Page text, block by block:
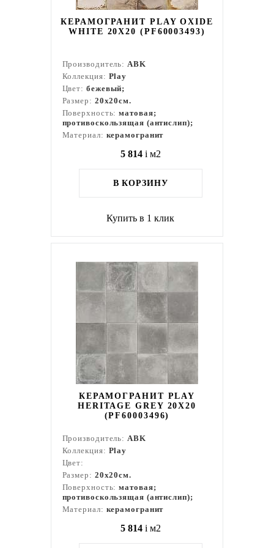
КЕРАМОГРАНИТ PLAY OXIDE
WHITE 20X20 (PF60003493)
Производитель:ABK
Коллекция: Play
Цвет: бежевый;
Размер: 20x20см.
Поверхность:матовая;
противоскользящая (антислип);
Материал: керамогранит
5 814 i м2
В КОРЗИНУ
Купить в 1 клик
КЕРАМОГРАНИТ PLAY
HERITAGE GREY 20X20
(PF60003496)
Производитель:ABK
Коллекция: Play
Цвет:
Размер: 20x20см.
Поверхность:матовая;
противоскользящая (антислип);
Материал: керамогранит
5 814 i м2